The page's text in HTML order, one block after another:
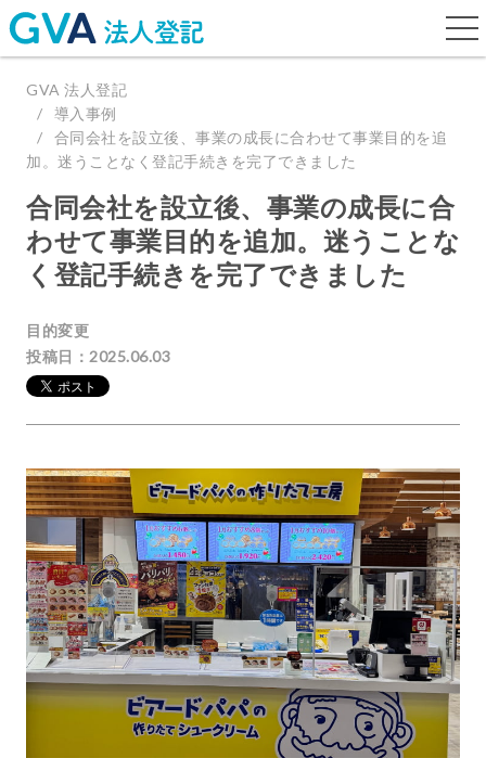
GVA 法人登記
導入事例
合同会社を設立後、事業の成長に合わせて事業目的を追
加。迷うことなく登記手続きを完了できました
合同会社を設立後、事業の成長に合
わせて事業目的を追加。迷うことな
く登記手続きを完了できました
目的変更
投稿日：2025.06.03